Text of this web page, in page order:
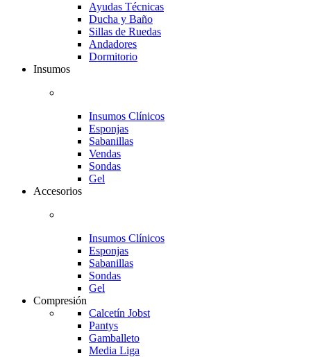
Ayudas Técnicas
Ducha y Baño
Sillas de Ruedas
Andadores
Dormitorio
Insumos
Insumos Clínicos
Esponjas
Sabanillas
Vendas
Sondas
Gel
Accesorios
Insumos Clínicos
Esponjas
Sabanillas
Sondas
Gel
Compresión
Calcetín Jobst
Pantys
Gamballeto
Media Liga